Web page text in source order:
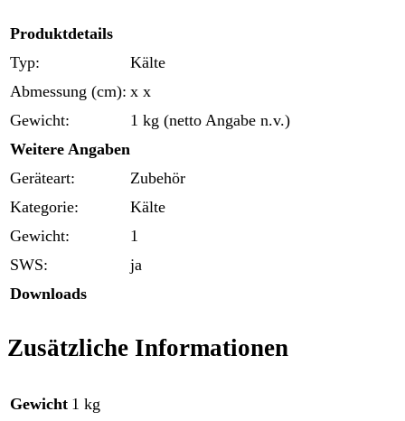
Produktdetails
Typ:
Kälte
Abmessung (cm): x x
Gewicht:
1 kg (netto Angabe n.v.)
Weitere Angaben
Geräteart:
Zubehör
Kategorie:
Kälte
Gewicht:
1
SWS:
ja
Downloads
Zusätzliche Informationen
Gewicht 1 kg